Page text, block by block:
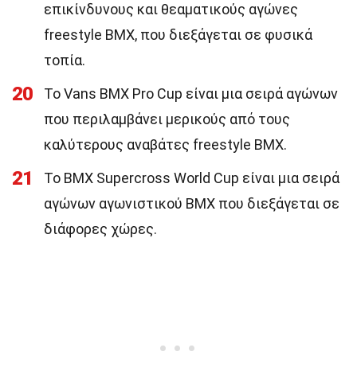
επικίνδυνους και θεαματικούς αγώνες
freestyle BMX, που διεξάγεται σε φυσικά
τοπία.
20
Το Vans BMX Pro Cup είναι μια σειρά αγώνων
που περιλαμβάνει μερικούς από τους
καλύτερους αναβάτες freestyle BMX.
21
Το BMX Supercross World Cup είναι μια σειρά
αγώνων αγωνιστικού BMX που διεξάγεται σε
διάφορες χώρες.